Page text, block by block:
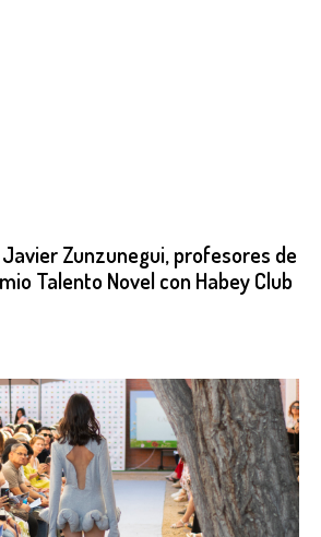
Zunzunegui, profesores de
Talento Novel con Habey Club